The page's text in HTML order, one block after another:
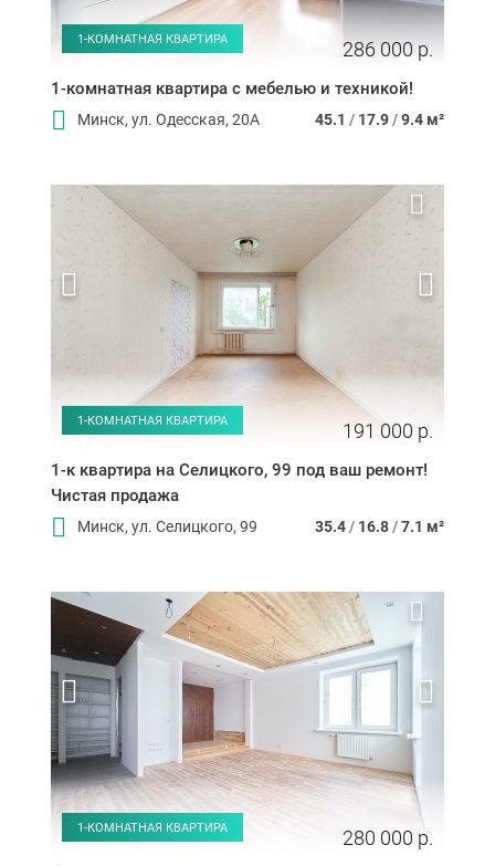
1-КОМНАТНАЯ КВАРТИРА 286 000 р.
1-комнатная квартира с мебелью и техникой!
Минск, ул. Одесская, 20А 45.1 / 17.9/9.4 м²
1-КОМНАТНАЯ КВАРТИРА 191 000 р.
1-к квартира на Селицкого, 99 под ваш ремонт!
Чистая продажа
Минск, ул. Селицкого, 99 35.4/ 16.8/7.1 м²
1-КОМНАТНАЯ КВАРТИРА 280 000 р.